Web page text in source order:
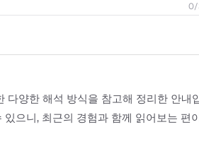
0/
다양한 해석 방식을 참고해 정리한 안내
있으니, 최근의 경험과 함께 읽어보는 편